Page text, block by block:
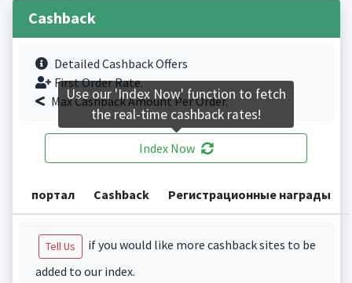
Cashback
Detailed Cashback Offers
First Order Rate.
Max Cashback Amount Per Order.
Index Now
портал Cashback Регистрационные награды
Tell Us
if you would like more cashback sites to be
added to our index.
Use our 'Index Now' function to fetch
the real-time cashback rates!